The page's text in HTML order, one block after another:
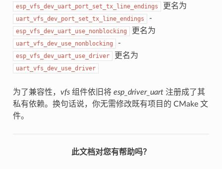
esp_vfs_dev_uart_port_set_tx_line_endings 更名为
uart_vfs_dev_port_set_tx_line_endings -
esp_vfs_dev_uart_use_nonblocking 更名为
uart_vfs_dev_use_nonblocking -
esp_vfs_dev_uart_use_driver 更名为
uart_vfs_dev_use_driver
为了兼容性， vfs组件依旧将 esp_driver_uart注册成了其
私有依赖。换句话说，你无需修改既有项目的 CMake 文
件。
此文档对您有帮助吗？